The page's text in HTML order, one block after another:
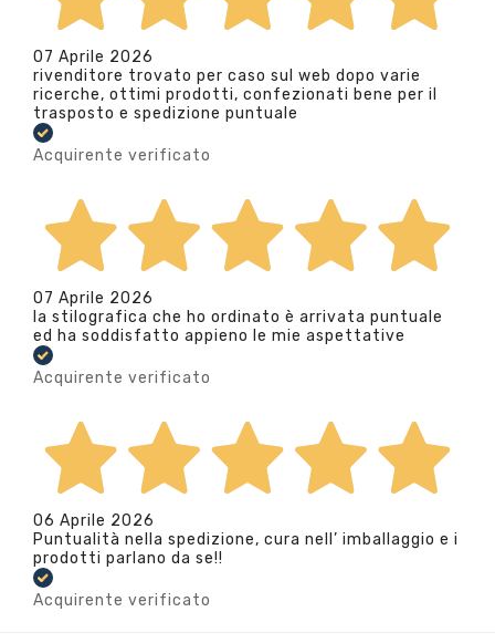
07 Aprile 2026
rivenditore trovato per caso sul web dopo varie
ricerche, ottimi prodotti, confezionati bene per il
trasposto e spedizione puntuale
Acquirente verificato
07 Aprile 2026
la stilografica che ho ordinato è arrivata puntuale
ed ha soddisfatto appieno le mie aspettative
Acquirente verificato
06 Aprile 2026
Puntualità nella spedizione, cura nell’ imballaggio e i
prodotti parlano da se!!
Acquirente verificato